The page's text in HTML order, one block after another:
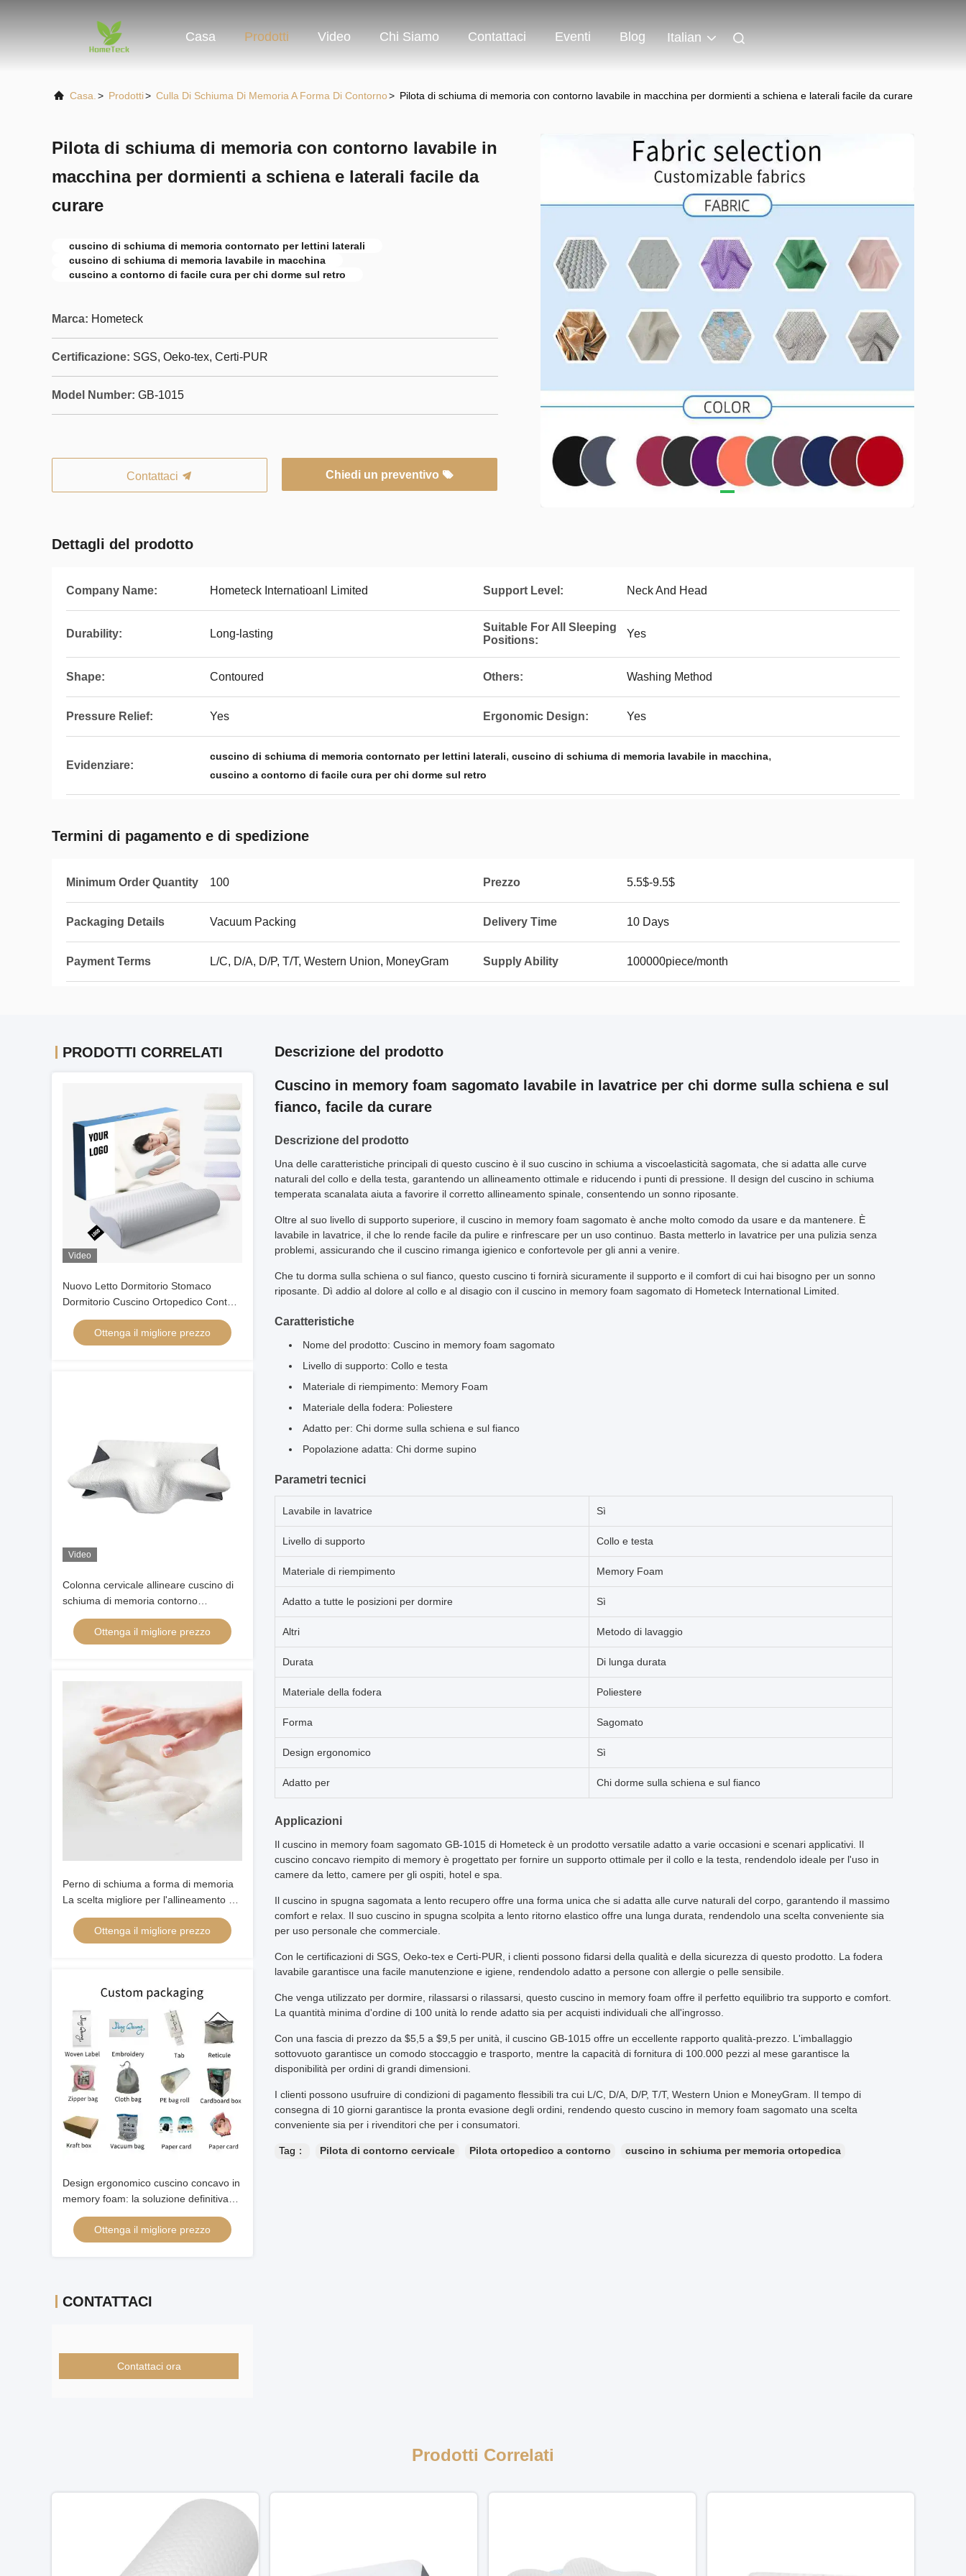
Casa Prodotti Video Chi Siamo Contattaci Eventi Blog Italian
Casa. > Prodotti> Culla Di Schiuma Di Memoria A Forma Di Contorno> Pilota di schiuma di memoria con contorno lavabile in macchina per dormienti a schiena e laterali facile da curare
Pilota di schiuma di memoria con contorno lavabile in
macchina per dormienti a schiena e laterali facile da
curare
cuscino di schiuma di memoria contornato per lettini laterali
cuscino di schiuma di memoria lavabile in macchina
cuscino a contorno di facile cura per chi dorme sul retro
Marca: Hometeck
Certificazione: SGS, Oeko-tex, Certi-PUR
Model Number: GB-1015
Contattaci Chiedi un preventivo
Dettagli del prodotto
Company Name: Hometeck Internatioanl Limited Support Level: Neck And Head
Durability: Long-lasting
Suitable For All Sleeping
Positions:
Yes
Shape: Contoured Others: Washing Method
Pressure Relief: Yes Ergonomic Design: Yes
Evidenziare:
cuscino di schiuma di memoria contornato per lettini laterali, cuscino di schiuma di memoria lavabile in macchina,
cuscino a contorno di facile cura per chi dorme sul retro
Termini di pagamento e di spedizione
Minimum Order Quantity 100 Prezzo 5.5$-9.5$
Packaging Details Vacuum Packing Delivery Time 10 Days
Payment Terms L/C, D/A, D/P, T/T, Western Union, MoneyGram Supply Ability 100000piece/month
PRODOTTI CORRELATI
Video
Nuovo Letto Dormitorio Stomaco
Dormitorio Cuscino Ortopedico Contour
Cervicale Bambù Ergonomica Memoria
Cuscino di schiuma Testa Ortopedica
Ottenga il migliore prezzo
Video
Colonna cervicale allineare cuscino di
schiuma di memoria contorno
ergonomica a forma di farfalla
Ottenga il migliore prezzo
Perno di schiuma a forma di memoria
La scelta migliore per l'allineamento del
collo e della testa dei dormienti a
schienaOttenga il migliore prezzo
Design ergonomico cuscino concavo in
memory foam: la soluzione definitiva
per un sonno riposante
Ottenga il migliore prezzo
CONTATTACI
Contattaci ora
Descrizione del prodotto
Cuscino in memory foam sagomato lavabile in lavatrice per chi dorme sulla schiena e sul
fianco, facile da curare
Descrizione del prodotto
Una delle caratteristiche principali di questo cuscino è il suo cuscino in schiuma a viscoelasticità sagomata, che si adatta alle curve
naturali del collo e della testa, garantendo un allineamento ottimale e riducendo i punti di pressione. Il design del cuscino in schiuma
temperata scanalata aiuta a favorire il corretto allineamento spinale, consentendo un sonno riposante.
Oltre al suo livello di supporto superiore, il cuscino in memory foam sagomato è anche molto comodo da usare e da mantenere. È
lavabile in lavatrice, il che lo rende facile da pulire e rinfrescare per un uso continuo. Basta metterlo in lavatrice per una pulizia senza
problemi, assicurando che il cuscino rimanga igienico e confortevole per gli anni a venire.
Che tu dorma sulla schiena o sul fianco, questo cuscino ti fornirà sicuramente il supporto e il comfort di cui hai bisogno per un sonno
riposante. Dì addio al dolore al collo e al disagio con il cuscino in memory foam sagomato di Hometeck International Limited.
Caratteristiche
Nome del prodotto: Cuscino in memory foam sagomato
Livello di supporto: Collo e testa
Materiale di riempimento: Memory Foam
Materiale della fodera: Poliestere
Adatto per: Chi dorme sulla schiena e sul fianco
Popolazione adatta: Chi dorme supino
Parametri tecnici
Lavabile in lavatrice Sì
Livello di supporto Collo e testa
Materiale di riempimento Memory Foam
Adatto a tutte le posizioni per dormire Sì
Altri Metodo di lavaggio
Durata Di lunga durata
Materiale della fodera Poliestere
Forma Sagomato
Design ergonomico Sì
Adatto per Chi dorme sulla schiena e sul fianco
Applicazioni
Il cuscino in memory foam sagomato GB-1015 di Hometeck è un prodotto versatile adatto a varie occasioni e scenari applicativi. Il
cuscino concavo riempito di memory è progettato per fornire un supporto ottimale per il collo e la testa, rendendolo ideale per l'uso in
camere da letto, camere per gli ospiti, hotel e spa.
Il cuscino in spugna sagomata a lento recupero offre una forma unica che si adatta alle curve naturali del corpo, garantendo il massimo
comfort e relax. Il suo cuscino in spugna scolpita a lento ritorno elastico offre una lunga durata, rendendolo una scelta conveniente sia
per uso personale che commerciale.
Con le certificazioni di SGS, Oeko-tex e Certi-PUR, i clienti possono fidarsi della qualità e della sicurezza di questo prodotto. La fodera
lavabile garantisce una facile manutenzione e igiene, rendendolo adatto a persone con allergie o pelle sensibile.
Che venga utilizzato per dormire, rilassarsi o rilassarsi, questo cuscino in memory foam offre il perfetto equilibrio tra supporto e comfort.
La quantità minima d'ordine di 100 unità lo rende adatto sia per acquisti individuali che all'ingrosso.
Con una fascia di prezzo da $5,5 a $9,5 per unità, il cuscino GB-1015 offre un eccellente rapporto qualità-prezzo. L'imballaggio
sottovuoto garantisce un comodo stoccaggio e trasporto, mentre la capacità di fornitura di 100.000 pezzi al mese garantisce la
disponibilità per ordini di grandi dimensioni.
I clienti possono usufruire di condizioni di pagamento flessibili tra cui L/C, D/A, D/P, T/T, Western Union e MoneyGram. Il tempo di
consegna di 10 giorni garantisce la pronta evasione degli ordini, rendendo questo cuscino in memory foam sagomato una scelta
conveniente sia per i rivenditori che per i consumatori.
Tag： Pilota di contorno cervicale Pilota ortopedico a contorno cuscino in schiuma per memoria ortopedica
Prodotti Correlati